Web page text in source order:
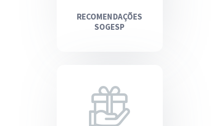
RECOMENDAÇÕES
SOGESP